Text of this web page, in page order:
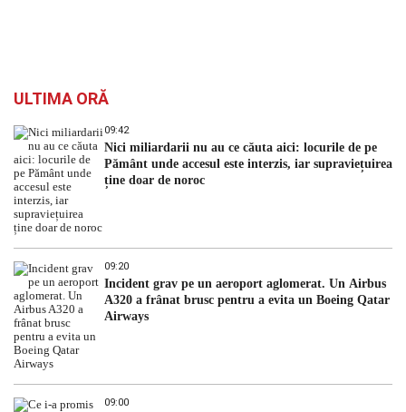
ULTIMA ORĂ
09:42
Nici miliardarii nu au ce căuta aici: locurile de pe
Pământ unde accesul este interzis, iar supraviețuirea
ține doar de noroc
09:20
Incident grav pe un aeroport aglomerat. Un Airbus
A320 a frânat brusc pentru a evita un Boeing Qatar
Airways
09:00